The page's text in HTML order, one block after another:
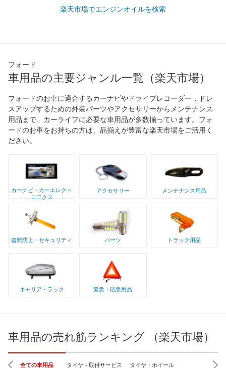
楽天市場でエンジンオイルを検索
フォード
車用品の主要ジャンル一覧（楽天市場）
フォードのお車に適合するカーナビやドライブレコーダー，ドレ
スアップするための外装パーツやアクセサリーからメンテナンス
用品まで、カーライフに必要な車用品が多数揃っています。フォ
ードのお車をお持ちの方は、品揃えが豊富な楽天市場をご活用く
ださい。
カーナビ・カーエレクト
ロ二クス
アクセサリー メンテナンス用品
盗難防止・セキュリティ パーツ トラック用品
キャリア・ラック 緊急・応急用品
車用品の売れ筋ランキング （楽天市場）
全ての車用品 タイヤ＋取付サービス タイヤ・ホイール